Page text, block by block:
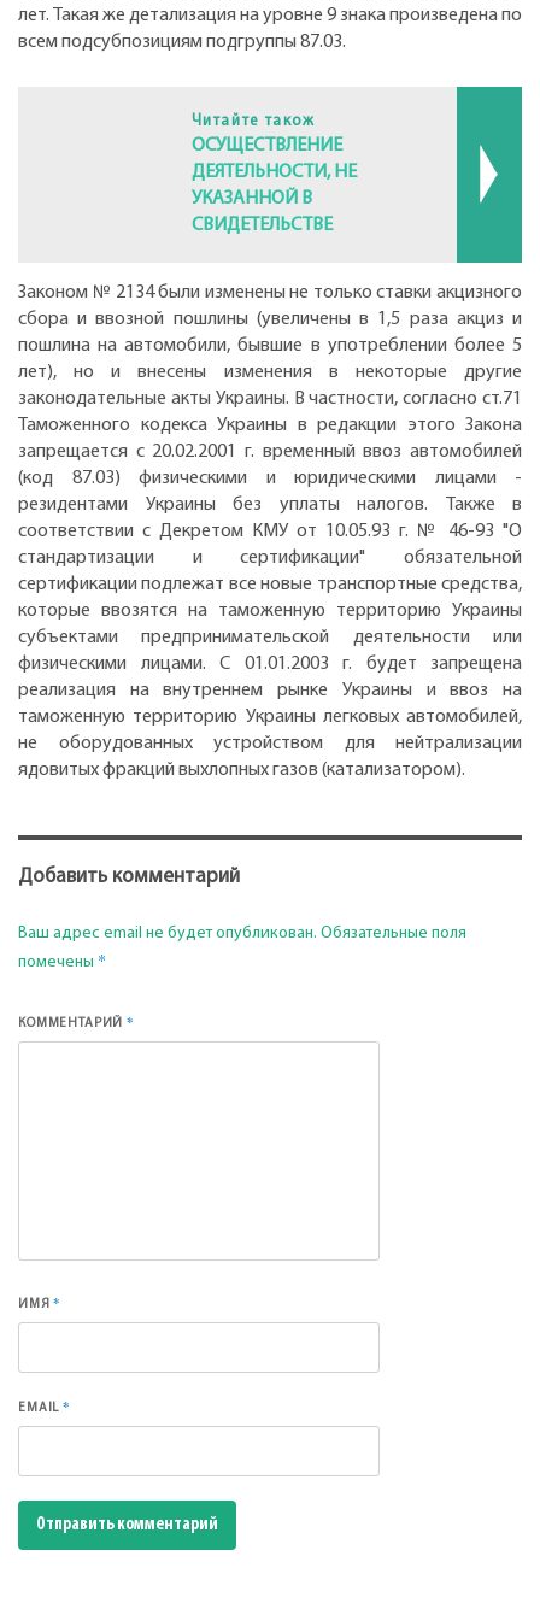
лет. Такая же детализация на уровне 9 знака произведена по
всем подсубпозициям подгруппы 87.03.
Читайте також
ОСУЩЕСТВЛЕНИЕ
ДЕЯТЕЛЬНОСТИ, НЕ
УКАЗАННОЙ В
СВИДЕТЕЛЬСТВЕ
Законом № 2134 были изменены не только ставки акцизного
сбора и ввозной пошлины (увеличены в 1,5 раза акциз и
пошлина на автомобили, бывшие в употреблении более 5
лет), но и внесены изменения в некоторые другие
законодательные акты Украины. В частности, согласно ст.71
Таможенного кодекса Украины в редакции этого Закона
запрещается с 20.02.2001 г. временный ввоз автомобилей
(код 87.03) физическими и юридическими лицами -
резидентами Украины без уплаты налогов. Также в
соответствии с Декретом КМУ от 10.05.93 г. № 46-93 "О
стандартизации и сертификации" обязательной
сертификации подлежат все новые транспортные средства,
которые ввозятся на таможенную территорию Украины
субъектами предпринимательской деятельности или
физическими лицами. С 01.01.2003 г. будет запрещена
реализация на внутреннем рынке Украины и ввоз на
таможенную территорию Украины легковых автомобилей,
не оборудованных устройством для нейтрализации
ядовитых фракций выхлопных газов (катализатором).
Добавить комментарий
Ваш адрес email не будет опубликован. Обязательные поля
помечены *
КОММЕНТАРИЙ*
ИМЯ*
EMAIL*